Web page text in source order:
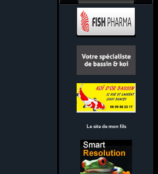
Le site de mon fils